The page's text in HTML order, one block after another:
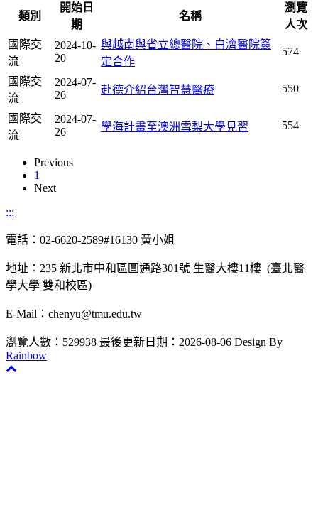
類別
開始日
期
名稱
瀏覽
人次
國際交
流
2024-10-
20
與越南與省立總醫院、白濟醫院簽
定合作
574
國際交
流
2024-07-
26
赴德介紹台灣智慧醫療 550
國際交
流
2024-07-
26
學海計畫至澳洲雪梨大學見習 554
Previous
1
Next
:::
電話：02-6620-2589#16130 黃小姐
地址：235 新北市中和區圓通路301號 生醫大樓11樓 (臺北醫
學大學 雙和校區)
E-Mail：chenyu@tmu.edu.tw
瀏覽人數：529938 最後更新日期：2026-08-06 Design By
Rainbow